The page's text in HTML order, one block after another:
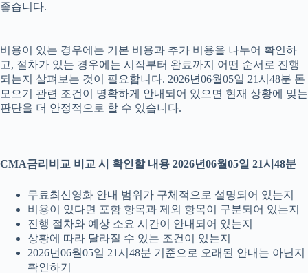
좋습니다.
비용이 있는 경우에는 기본 비용과 추가 비용을 나누어 확인하
고, 절차가 있는 경우에는 시작부터 완료까지 어떤 순서로 진행
되는지 살펴보는 것이 필요합니다. 2026년06월05일 21시48분 돈
모으기 관련 조건이 명확하게 안내되어 있으면 현재 상황에 맞는
판단을 더 안정적으로 할 수 있습니다.
CMA금리비교 비교 시 확인할 내용 2026년06월05일 21시48분
무료최신영화 안내 범위가 구체적으로 설명되어 있는지
비용이 있다면 포함 항목과 제외 항목이 구분되어 있는지
진행 절차와 예상 소요 시간이 안내되어 있는지
상황에 따라 달라질 수 있는 조건이 있는지
2026년06월05일 21시48분 기준으로 오래된 안내는 아닌지
확인하기